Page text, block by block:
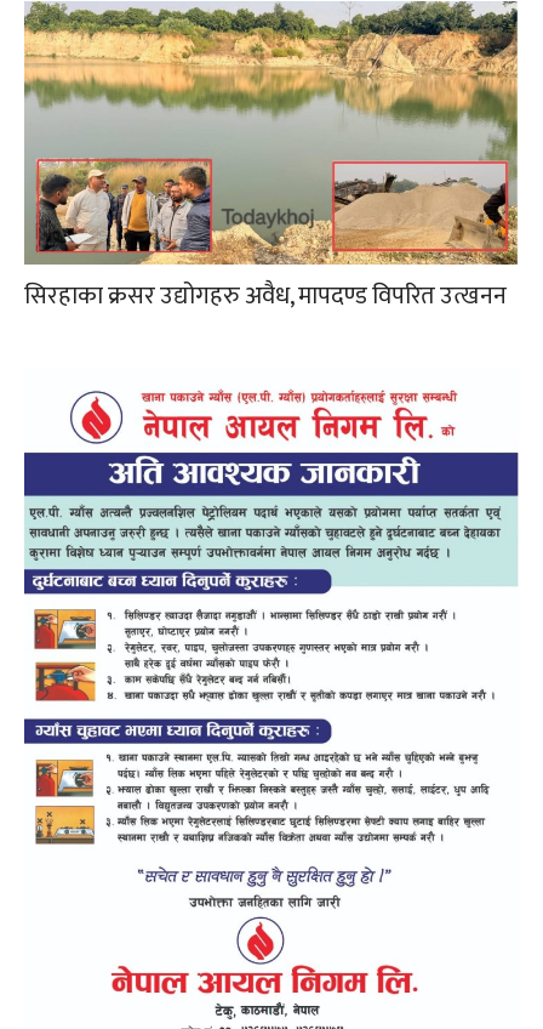
सिरहाका क्रसर उद्योगहरु अवैध, मापदण्ड विपरित उत्खनन